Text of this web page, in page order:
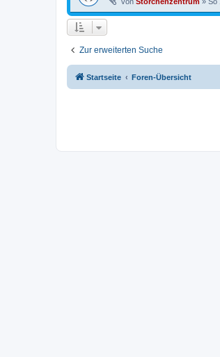
Zur erweiterten Suche
Startseite Foren-Übersicht